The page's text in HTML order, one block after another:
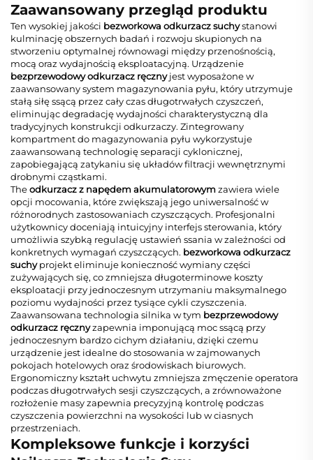
Zaawansowany przegląd produktu
Ten wysokiej jakości bezworkowa odkurzacz suchystanowi
kulminację obszernych badań i rozwoju skupionych na
stworzeniu optymalnej równowagi między przenośnością,
mocą oraz wydajnością eksploatacyjną. Urządzenie
bezprzewodowy odkurzacz ręcznyjest wyposażone w
zaawansowany system magazynowania pyłu, który utrzymuje
stałą siłę ssącą przez cały czas długotrwałych czyszczeń,
eliminując degradację wydajności charakterystyczną dla
tradycyjnych konstrukcji odkurzaczy. Zintegrowany
kompartment do magazynowania pyłu wykorzystuje
zaawansowaną technologię separacji cyklonicznej,
zapobiegającą zatykaniu się układów filtracji wewnętrznymi
drobnymi cząstkami.
Theodkurzacz z napędem akumulatorowymzawiera wiele
opcji mocowania, które zwiększają jego uniwersalność w
różnorodnych zastosowaniach czyszczących. Profesjonalni
użytkownicy doceniają intuicyjny interfejs sterowania, który
umożliwia szybką regulację ustawień ssania w zależności od
konkretnych wymagań czyszczących. bezworkowa odkurzacz
suchyprojekt eliminuje konieczność wymiany części
zużywających się, co zmniejsza długoterminowe koszty
eksploatacji przy jednoczesnym utrzymaniu maksymalnego
poziomu wydajności przez tysiące cykli czyszczenia.
Zaawansowana technologia silnika w tym bezprzewodowy
odkurzacz ręcznyzapewnia imponującą moc ssącą przy
jednoczesnym bardzo cichym działaniu, dzięki czemu
urządzenie jest idealne do stosowania w zajmowanych
pokojach hotelowych oraz środowiskach biurowych.
Ergonomiczny kształt uchwytu zmniejsza zmęczenie operatora
podczas długotrwałych sesji czyszczących, a zrównoważone
rozłożenie masy zapewnia precyzyjną kontrolę podczas
czyszczenia powierzchni na wysokości lub w ciasnych
przestrzeniach.
Kompleksowe funkcje i korzyści